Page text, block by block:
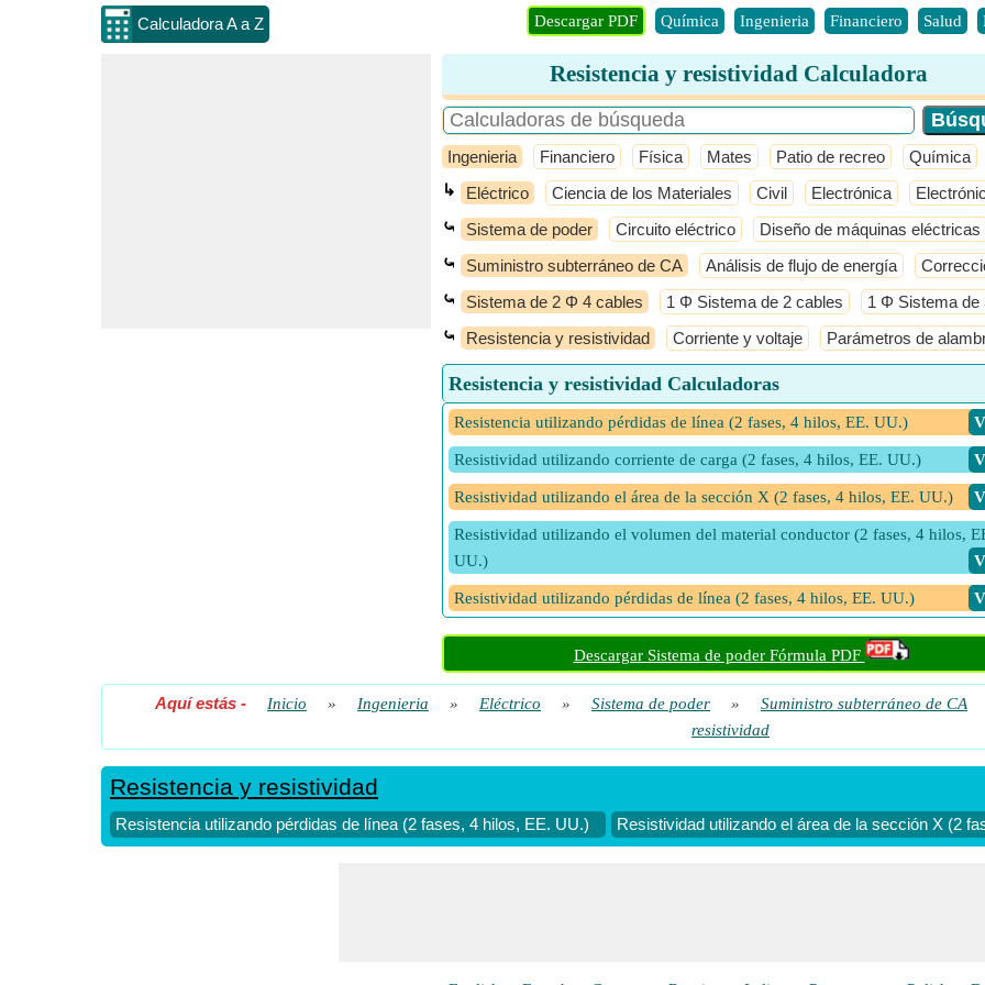
Calculadora A a Z Descargar PDF Química Ingenieria Financiero Salud
Resistencia y resistividad Calculadora
Ingenieria Financiero Física Mates Patio de recreo Química
↳ Eléctrico Ciencia de los Materiales Civil Electrónica
⤿ Sistema de poder Circuito eléctrico Diseño de máquinas eléctricas
⤿ Suministro subterráneo de CA Análisis de flujo de energía
⤿ Sistema de 2 Φ 4 cables 1 Φ Sistema de 2 cables 1 Φ Sistema de
⤿ Resistencia y resistividad Corriente y voltaje Parámetros de
Resistencia y resistividad Calculadoras
Resistencia utilizando pérdidas de línea (2 fases, 4 hilos, EE. UU.)
Resistividad utilizando corriente de carga (2 fases, 4 hilos, EE. UU.)
Resistividad utilizando el área de la sección X (2 fases, 4 hilos, EE. UU.)
Resistividad utilizando el volumen del material conductor (2 fases, 4 hilos,
UU.)
Resistividad utilizando pérdidas de línea (2 fases, 4 hilos, EE. UU.)
Descargar Sistema de poder Fórmula PDF
Aquí estás - Inicio » Ingenieria » Eléctrico » Sistema de poder » Suministro subterráneo de CA
resistividad
Resistencia y resistividad
Resistencia utilizando pérdidas de línea (2 fases, 4 hilos, EE. UU.) Resistividad utilizando el área de la sección X (2